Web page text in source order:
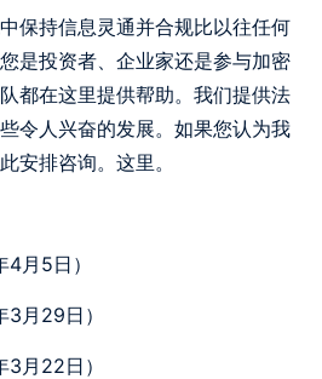
保持信息灵通并合规比以往任何
是投资者、企业家还是参与加密
都在这里提供帮助。我们提供法
令人兴奋的发展。如果您认为我
安排咨询。这里。
月5日）
月29日）
月22日）